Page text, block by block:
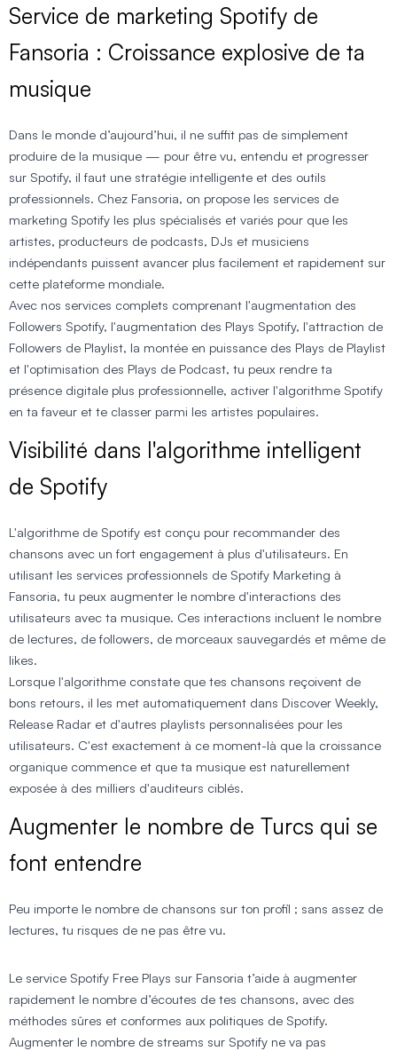
Service de marketing Spotify de
Fansoria : Croissance explosive de ta
musique
Dans le monde d’aujourd’hui, il ne suffit pas de simplement
produire de la musique — pour être vu, entendu et progresser
sur Spotify, il faut une stratégie intelligente et des outils
professionnels. Chez Fansoria, on propose les services de
marketing Spotify les plus spécialisés et variés pour que les
artistes, producteurs de podcasts, DJs et musiciens
indépendants puissent avancer plus facilement et rapidement sur
cette plateforme mondiale.
Avec nos services complets comprenant l'augmentation des
Followers Spotify, l'augmentation des Plays Spotify, l'attraction de
Followers de Playlist, la montée en puissance des Plays de Playlist
et l'optimisation des Plays de Podcast, tu peux rendre ta
présence digitale plus professionnelle, activer l'algorithme Spotify
en ta faveur et te classer parmi les artistes populaires.
Visibilité dans l'algorithme intelligent
de Spotify
L'algorithme de Spotify est conçu pour recommander des
chansons avec un fort engagement à plus d'utilisateurs. En
utilisant les services professionnels de Spotify Marketing à
Fansoria, tu peux augmenter le nombre d'interactions des
utilisateurs avec ta musique. Ces interactions incluent le nombre
de lectures, de followers, de morceaux sauvegardés et même de
likes.
Lorsque l'algorithme constate que tes chansons reçoivent de
bons retours, il les met automatiquement dans Discover Weekly,
Release Radar et d'autres playlists personnalisées pour les
utilisateurs. C'est exactement à ce moment-là que la croissance
organique commence et que ta musique est naturellement
exposée à des milliers d'auditeurs ciblés.
Augmenter le nombre de Turcs qui se
font entendre
Peu importe le nombre de chansons sur ton profil ; sans assez de
lectures, tu risques de ne pas être vu.
Le service Spotify Free Plays sur Fansoria t’aide à augmenter
rapidement le nombre d’écoutes de tes chansons, avec des
méthodes sûres et conformes aux politiques de Spotify.
Augmenter le nombre de streams sur Spotify ne va pas